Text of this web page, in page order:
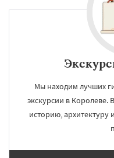
Мы находим лучших
экскурсии в Королеве.
историю, архитектуру